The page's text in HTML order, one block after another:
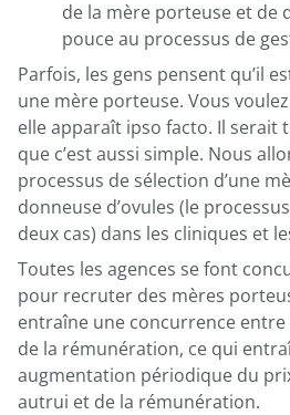
de la mère porteuse et de
pouce au processus de
Parfois, les gens pensent qu’il
une mère porteuse. Vous
elle apparaît ipso facto. Il serait
que c’est aussi simple. Nous
processus de sélection d’une
donneuse d’ovules (le
deux cas) dans les cliniques et
Toutes les agences se font
pour recruter des mères
entraîne une concurrence entre
de la rémunération, ce qui
augmentation périodique du
autrui et de la rémunération.